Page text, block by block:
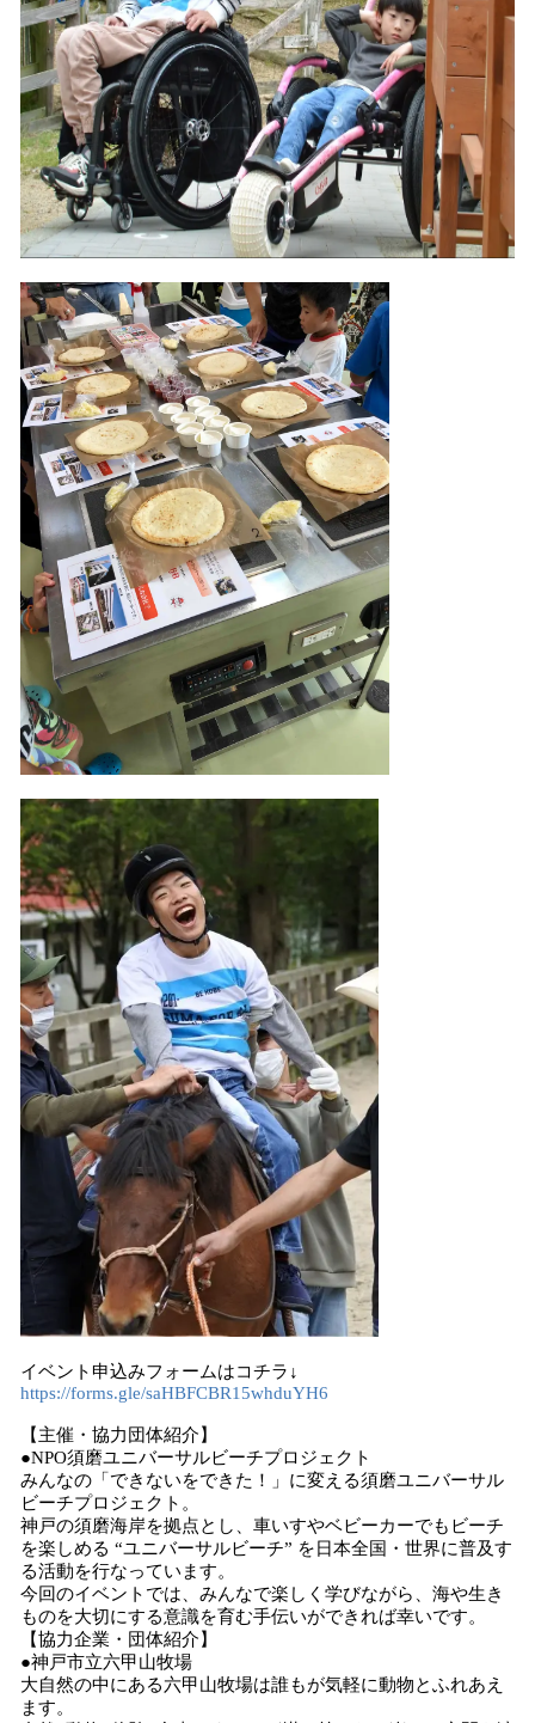
イベント申込みフォームはコチラ↓
https://forms.gle/saHBFCBR15whduYH6
【主催・協力団体紹介】
●NPO須磨ユニバーサルビーチプロジェクト
みんなの「できないをできた！」に変える須磨ユニバーサル
ビーチプロジェクト。
神戸の須磨海岸を拠点とし、車いすやベビーカーでもビーチ
を楽しめる “ユニバーサルビーチ” を日本全国・世界に普及す
る活動を行なっています。
今回のイベントでは、みんなで楽しく学びながら、海や生き
ものを大切にする意識を育む手伝いができれば幸いです。
【協力企業・団体紹介】
●神戸市立六甲山牧場
大自然の中にある六甲山牧場は誰もが気軽に動物とふれあえ
ます。